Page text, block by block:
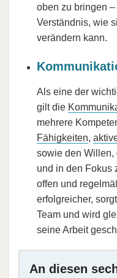
oben zu bringen
Verständnis, wie
verändern kann.
Als eine der
gilt die
mehrere
Fähigkeiten,
sowie den Willen,
und in den Fokus
offen und
erfolgreicher,
Team und wird
seine Arbeit
An diesen